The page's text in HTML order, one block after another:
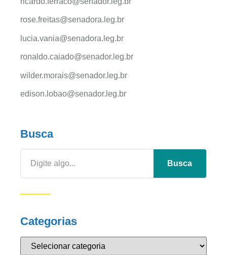
rose.freitas@senadora.leg.br
lucia.vania@senadora.leg.br
ronaldo.caiado@senador.leg.br
wilder.morais@senador.leg.br
edison.lobao@senador.leg.br
Busca
Busca
Categorias